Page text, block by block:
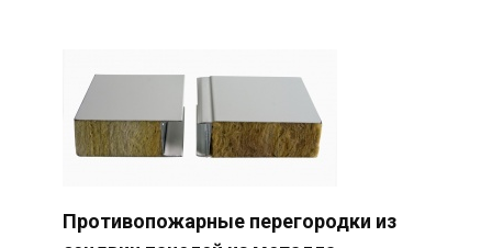
Противопожарные перегородки из